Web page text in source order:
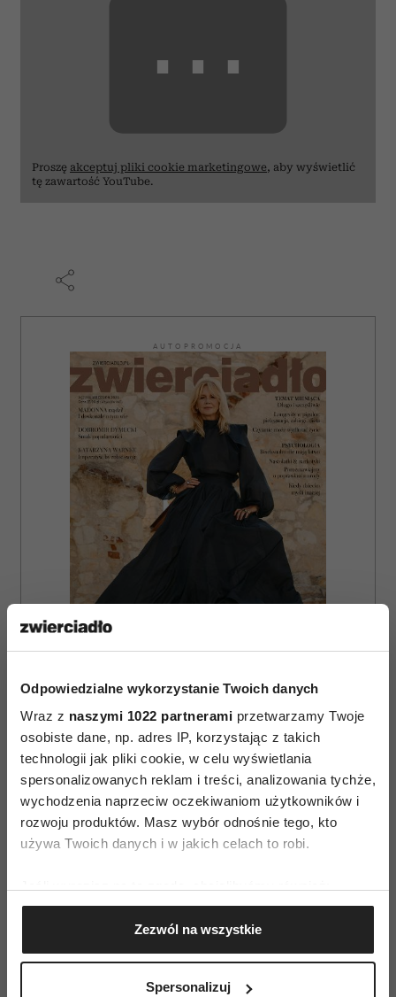
Odpowiedzialne wykorzystanie Twoich danych
Wraz z naszymi 1022 partnerami przetwarzamy Twoje
osobiste dane, np. adres IP, korzystając z takich
technologii jak pliki cookie, w celu wyświetlania
spersonalizowanych reklam i treści, analizowania tychże,
wychodzenia naprzeciw oczekiwaniom użytkowników i
rozwoju produktów. Masz wybór odnośnie tego, kto
używa Twoich danych i w jakich celach to robi.
Gromadzić dane dotyczące Twojej lokalizacji
geograficznej z dokładnością nawet do kilku metrów
Identyfikować Twoje urządzenie, aktywnie
Zezwól na wszystkie
Spersonalizuj
⋯
Proszę akceptuj pliki cookie marketingowe, aby wyświetlić
tę zawartość YouTube.
AUTOPROMOCJA
ZAMÓW
WYDANIE DRUKOWANE
E-WYDANIE